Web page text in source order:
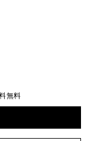
無料